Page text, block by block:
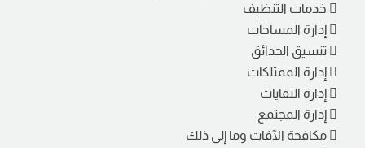
 خدمات التنظيف
 إدارة المساحات
 تنسيق الحدائق
 إدارة الممتلكات
 إدارة النفايات
 إدارة المجتمع
 مكافحة الآفات وما إلى ذلك